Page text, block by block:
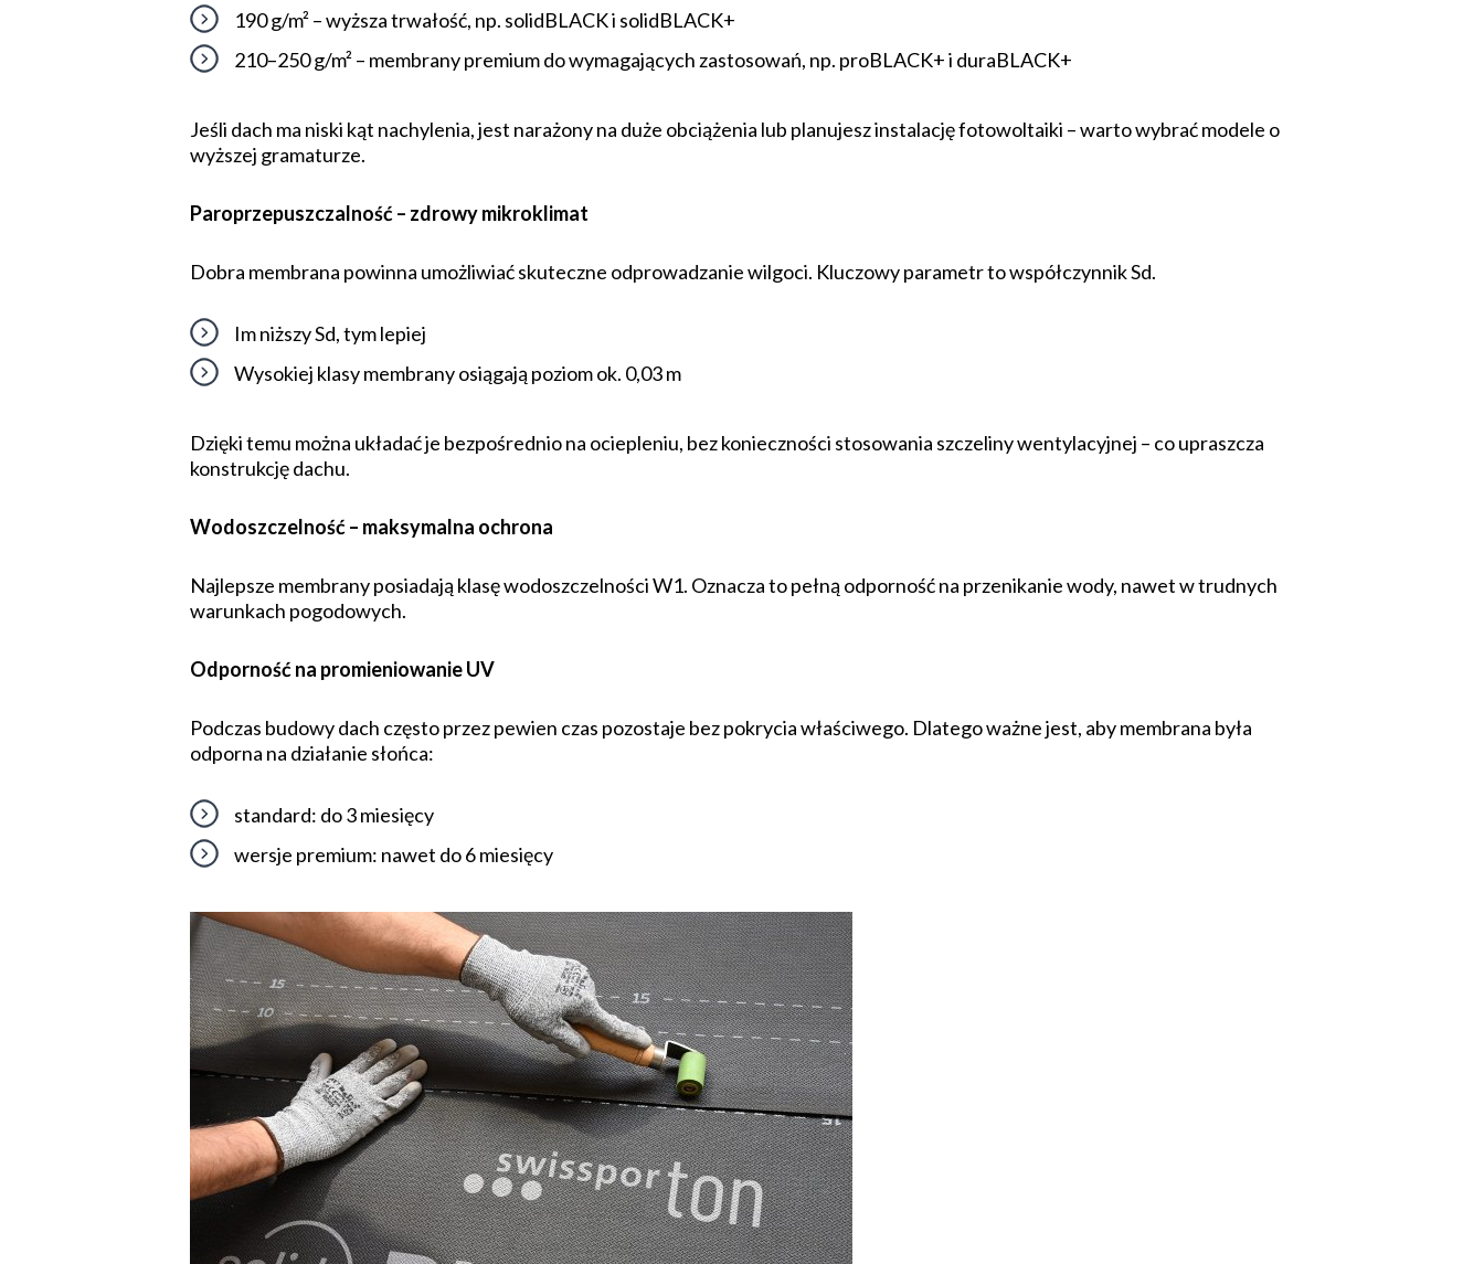
190 g/m² – wyższa trwałość, np. solidBLACK i solidBLACK+
210–250 g/m² – membrany premium do wymagających zastosowań, np. proBLACK+ i duraBLACK+
Jeśli dach ma niski kąt nachylenia, jest narażony na duże obciążenia lub planujesz instalację fotowoltaiki – warto wybrać modele o
wyższej gramaturze.
Paroprzepuszczalność – zdrowy mikroklimat
Dobra membrana powinna umożliwiać skuteczne odprowadzanie wilgoci. Kluczowy parametr to współczynnik Sd.
Im niższy Sd, tym lepiej
Wysokiej klasy membrany osiągają poziom ok. 0,03 m
Dzięki temu można układać je bezpośrednio na ociepleniu, bez konieczności stosowania szczeliny wentylacyjnej – co upraszcza
konstrukcję dachu.
Wodoszczelność – maksymalna ochrona
Najlepsze membrany posiadają klasę wodoszczelności W1. Oznacza to pełną odporność na przenikanie wody, nawet w trudnych
warunkach pogodowych.
Odporność na promieniowanie UV
Podczas budowy dach często przez pewien czas pozostaje bez pokrycia właściwego. Dlatego ważne jest, aby membrana była
odporna na działanie słońca:
standard: do 3 miesięcy
wersje premium: nawet do 6 miesięcy